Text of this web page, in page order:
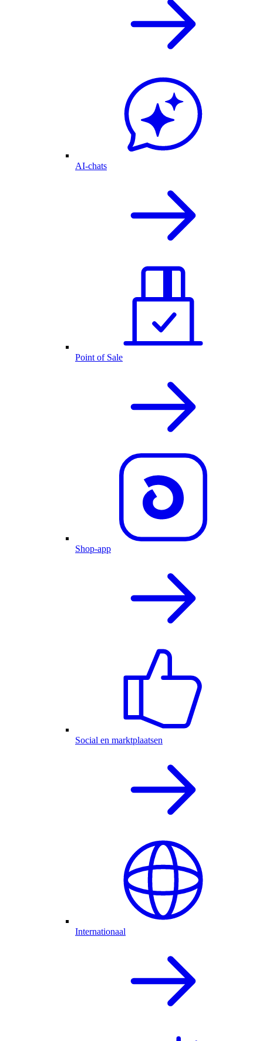
AI-chats
Point of Sale
Shop-app
Social en marktplaatsen
Internationaal